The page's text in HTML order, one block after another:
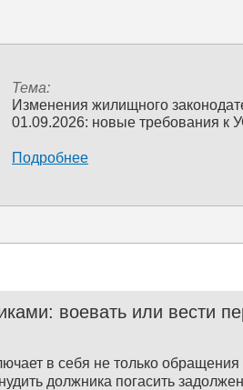
Тема:
Изменения жилищного
01.09.2026: новые требования
Подробнее
воевать или вести
в себя не только
должника погасить